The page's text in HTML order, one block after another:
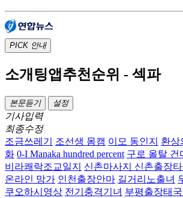
PICK 안내
소개팅앱추천순위 - 섹파
본문듣기 설정
기사입력
최종수정
조금쓰레기
조선생 몸캠 이모 동인지 환상
화 0-I Manaka hundred percent 구로 올탈 건
비라쾌락조교일지
신촌마사지 신촌출장타
온라인 망가 인천출장안마 길거리노출녀
쿠오하시영상 전기충격기녀 부평출장태